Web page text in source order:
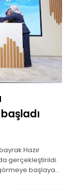
Hazır
gerçekleştirildi.
başlayan